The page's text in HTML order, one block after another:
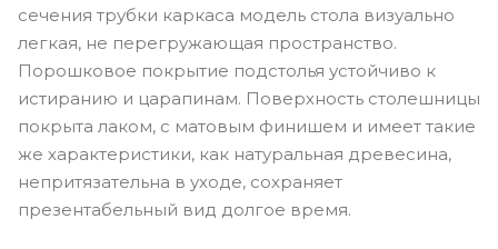
сечения трубки каркаса модель стола визуально
легкая, не перегружающая пространство.
Порошковое покрытие подстолья устойчиво к
истиранию и царапинам. Поверхность столешницы
покрыта лаком, с матовым финишем и имеет такие
же характеристики, как натуральная древесина,
непритязательна в уходе, сохраняет
презентабельный вид долгое время.